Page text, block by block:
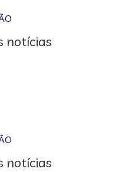
notícias
notícias